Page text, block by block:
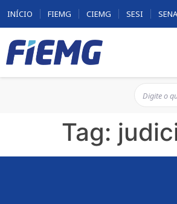
INÍCIO FIEMG CIEMG SESI
Tag: